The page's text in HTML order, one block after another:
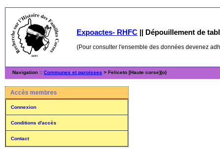
Expoactes- RHFC || Dépouillement de
(Pour consulter l'ensemble des données devenez
Navigation :: Communes et paroisses > Feliceto [Haute corse](o)
Accès membres
Connexion
Conditions d'accès
Contact